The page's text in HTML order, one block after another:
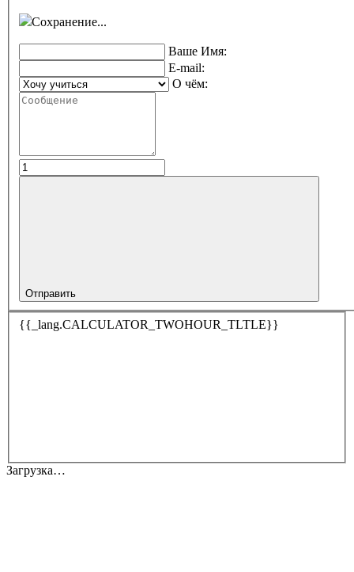
Сохранение...
Ваше Имя:
E-mail:
О чём:
Отправить
{{_lang.CALCULATOR_TWOHOUR_TLTLE}}
Загрузка…